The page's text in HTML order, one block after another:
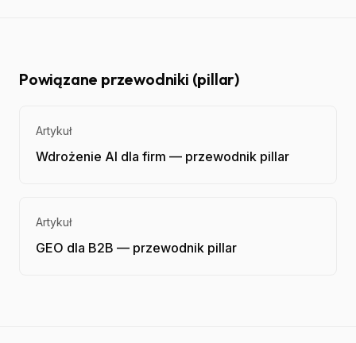
Powiązane przewodniki (pillar)
Artykuł
Wdrożenie AI dla firm — przewodnik pillar
Artykuł
GEO dla B2B — przewodnik pillar